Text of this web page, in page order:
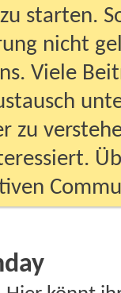
starten.
nicht
Viele
zu